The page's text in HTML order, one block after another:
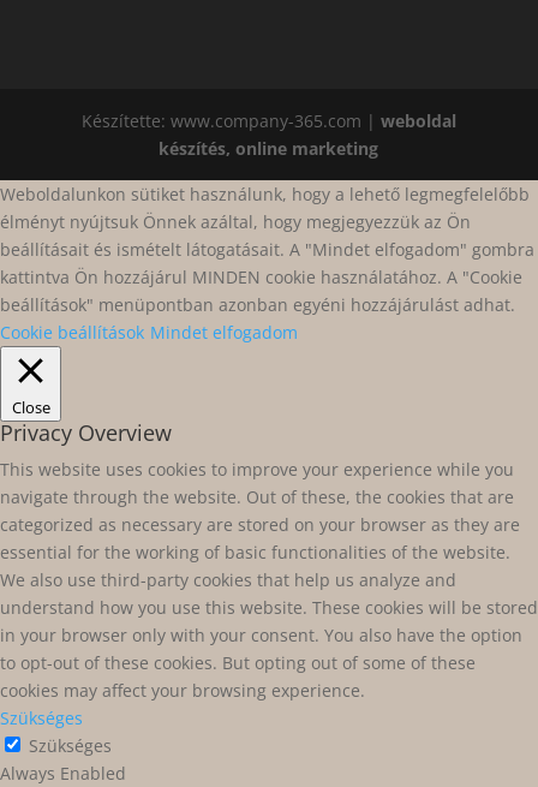
Készítette: www.company-365.com | weboldal
készítés, online marketing
Weboldalunkon sütiket használunk, hogy a lehető legmegfelelőbb
élményt nyújtsuk Önnek azáltal, hogy megjegyezzük az Ön
beállításait és ismételt látogatásait. A "Mindet elfogadom" gombra
kattintva Ön hozzájárul MINDEN cookie használatához. A "Cookie
beállítások" menüpontban azonban egyéni hozzájárulást adhat.
Cookie beállítások Mindet elfogadom
Close
Privacy Overview
This website uses cookies to improve your experience while you
navigate through the website. Out of these, the cookies that are
categorized as necessary are stored on your browser as they are
essential for the working of basic functionalities of the website.
We also use third-party cookies that help us analyze and
understand how you use this website. These cookies will be stored
in your browser only with your consent. You also have the option
to opt-out of these cookies. But opting out of some of these
cookies may affect your browsing experience.
Szükséges
Szükséges
Always Enabled